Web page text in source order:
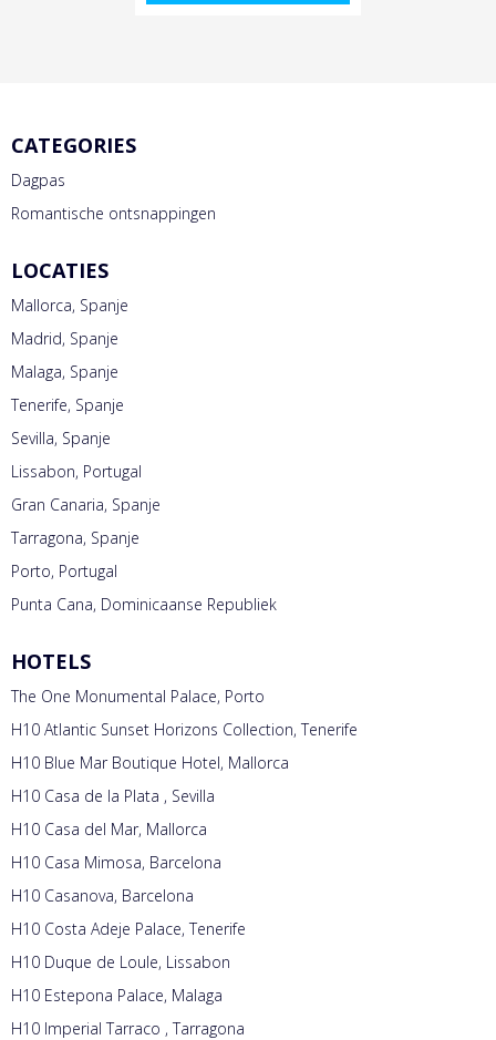
CATEGORIES
Dagpas
Romantische ontsnappingen
LOCATIES
Mallorca, Spanje
Madrid, Spanje
Malaga, Spanje
Tenerife, Spanje
Sevilla, Spanje
Lissabon, Portugal
Gran Canaria, Spanje
Tarragona, Spanje
Porto, Portugal
Punta Cana, Dominicaanse Republiek
HOTELS
The One Monumental Palace, Porto
H10 Atlantic Sunset Horizons Collection, Tenerife
H10 Blue Mar Boutique Hotel, Mallorca
H10 Casa de la Plata , Sevilla
H10 Casa del Mar, Mallorca
H10 Casa Mimosa, Barcelona
H10 Casanova, Barcelona
H10 Costa Adeje Palace, Tenerife
H10 Duque de Loule, Lissabon
H10 Estepona Palace, Malaga
H10 Imperial Tarraco , Tarragona